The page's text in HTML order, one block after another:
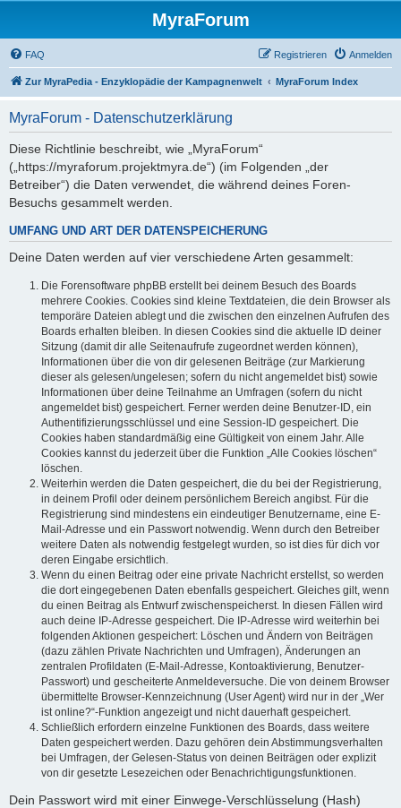
MyraForum
FAQ Anmelden
Registrieren
Zur MyraPedia - Enzyklopädie der Kampagnenwelt MyraForum Index
MyraForum - Datenschutzerklärung
Diese Richtlinie beschreibt, wie „MyraForum“
(„https://myraforum.projektmyra.de“) (im Folgenden „der
Betreiber“) die Daten verwendet, die während deines Foren-
Besuchs gesammelt werden.
UMFANG UND ART DER DATENSPEICHERUNG
Deine Daten werden auf vier verschiedene Arten gesammelt:
Die Forensoftware phpBB erstellt bei deinem Besuch des Boards
mehrere Cookies. Cookies sind kleine Textdateien, die dein Browser als
temporäre Dateien ablegt und die zwischen den einzelnen Aufrufen des
Boards erhalten bleiben. In diesen Cookies sind die aktuelle ID deiner
Sitzung (damit dir alle Seitenaufrufe zugeordnet werden können),
Informationen über die von dir gelesenen Beiträge (zur Markierung
dieser als gelesen/ungelesen; sofern du nicht angemeldet bist) sowie
Informationen über deine Teilnahme an Umfragen (sofern du nicht
angemeldet bist) gespeichert. Ferner werden deine Benutzer-ID, ein
Authentifizierungsschlüssel und eine Session-ID gespeichert. Die
Cookies haben standardmäßig eine Gültigkeit von einem Jahr. Alle
Cookies kannst du jederzeit über die Funktion „Alle Cookies löschen“
löschen.
Weiterhin werden die Daten gespeichert, die du bei der Registrierung,
in deinem Profil oder deinem persönlichem Bereich angibst. Für die
Registrierung sind mindestens ein eindeutiger Benutzername, eine E-
Mail-Adresse und ein Passwort notwendig. Wenn durch den Betreiber
weitere Daten als notwendig festgelegt wurden, so ist dies für dich vor
deren Eingabe ersichtlich.
Wenn du einen Beitrag oder eine private Nachricht erstellst, so werden
die dort eingegebenen Daten ebenfalls gespeichert. Gleiches gilt, wenn
du einen Beitrag als Entwurf zwischenspeicherst. In diesen Fällen wird
auch deine IP-Adresse gespeichert. Die IP-Adresse wird weiterhin bei
folgenden Aktionen gespeichert: Löschen und Ändern von Beiträgen
(dazu zählen Private Nachrichten und Umfragen), Änderungen an
zentralen Profildaten (E-Mail-Adresse, Kontoaktivierung, Benutzer-
Passwort) und gescheiterte Anmeldeversuche. Die von deinem Browser
übermittelte Browser-Kennzeichnung (User Agent) wird nur in der „Wer
ist online?“-Funktion angezeigt und nicht dauerhaft gespeichert.
Schließlich erfordern einzelne Funktionen des Boards, dass weitere
Daten gespeichert werden. Dazu gehören dein Abstimmungsverhalten
bei Umfragen, der Gelesen-Status von deinen Beiträgen oder explizit
von dir gesetzte Lesezeichen oder Benachrichtigungsfunktionen.
Dein Passwort wird mit einer Einwege-Verschlüsselung (Hash)